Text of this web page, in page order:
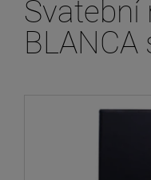
Svatební
BLANCA